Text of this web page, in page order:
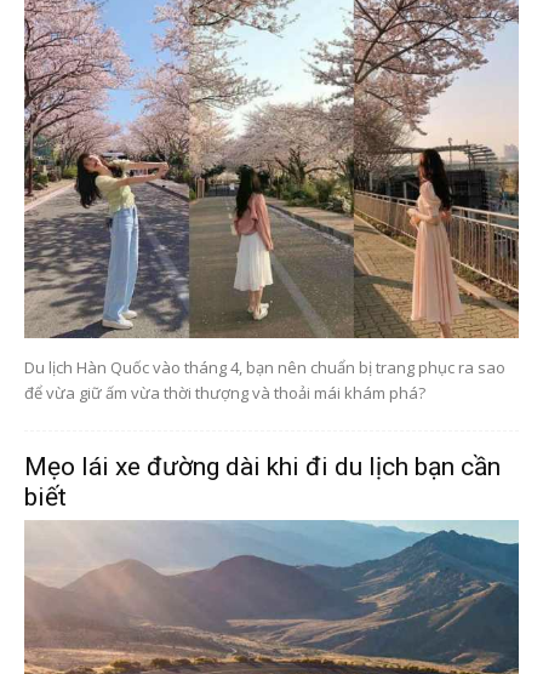
Du lịch Hàn Quốc vào tháng 4, bạn nên chuẩn bị trang phục ra sao
để vừa giữ ấm vừa thời thượng và thoải mái khám phá?
Mẹo lái xe đường dài khi đi du lịch bạn cần
biết